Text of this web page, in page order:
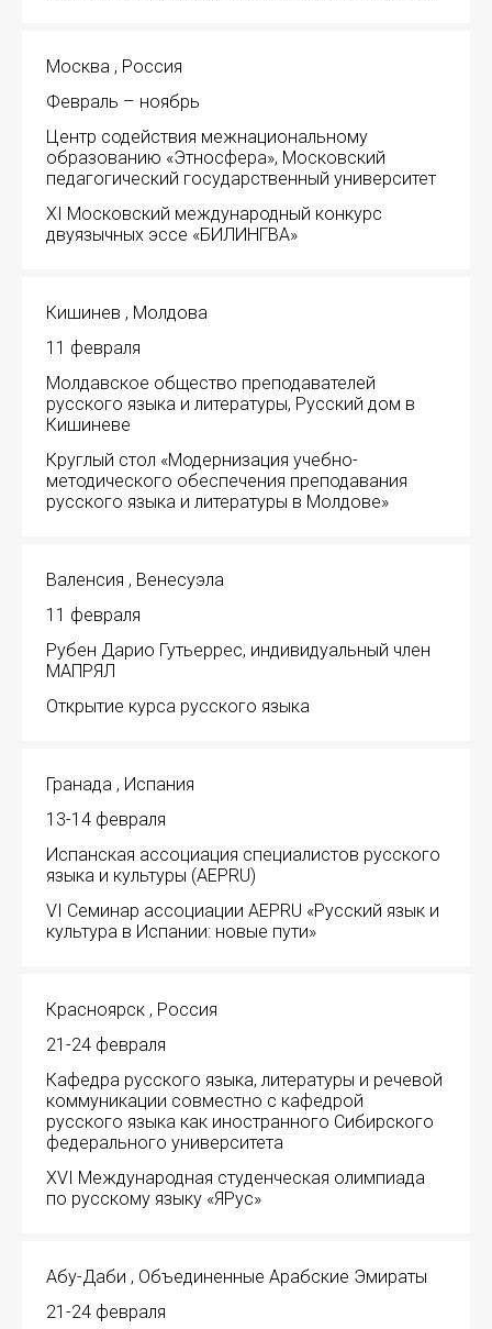
Москва , Россия
Февраль – ноябрь
Центр содействия межнациональному
образованию «Этносфера», Московский
педагогический государственный университет
XI Московский международный конкурс
двуязычных эссе «БИЛИНГВА»
Кишинев , Молдова
11 февраля
Молдавское общество преподавателей
русского языка и литературы, Русский дом в
Кишиневе
Круглый стол «Модернизация учебно-
методического обеспечения преподавания
русского языка и литературы в Молдове»
Валенсия , Венесуэла
11 февраля
Рубен Дарио Гутьеррес, индивидуальный член
МАПРЯЛ
Открытие курса русского языка
Гранада , Испания
13-14 февраля
Испанская ассоциация специалистов русского
языка и культуры (AEPRU)
VI Семинар ассоциации AEPRU «Русский язык и
культура в Испании: новые пути»
Красноярск , Россия
21-24 февраля
Кафедра русского языка, литературы и речевой
коммуникации совместно с кафедрой
русского языка как иностранного Сибирского
федерального университета
XVI Международная студенческая олимпиада
по русскому языку «ЯРус»
Абу-Даби , Объединенные Арабские Эмираты
21-24 февраля